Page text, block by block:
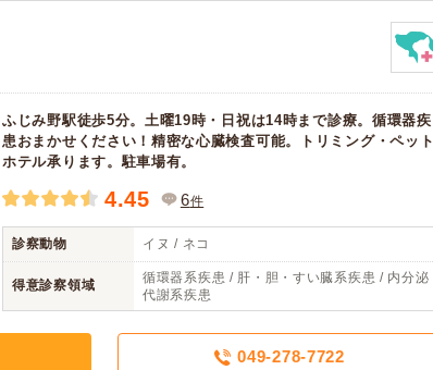
ふじみ野駅徒歩5分。土曜19時・日祝は14時まで診療。循環器疾
患おまかせください！精密な心臓検査可能。トリミング・ペット
ホテル承ります。駐車場有。
4.45 6件
診察動物 イヌ / ネコ
得意診察領域
循環器系疾患 / 肝・胆・すい臓系疾患 / 内分泌
代謝系疾患
049-278-7722